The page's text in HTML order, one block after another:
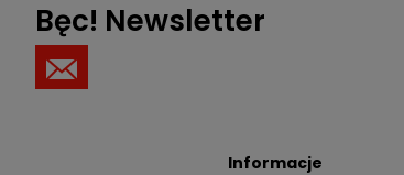
Bęc! Newsletter
Informacje